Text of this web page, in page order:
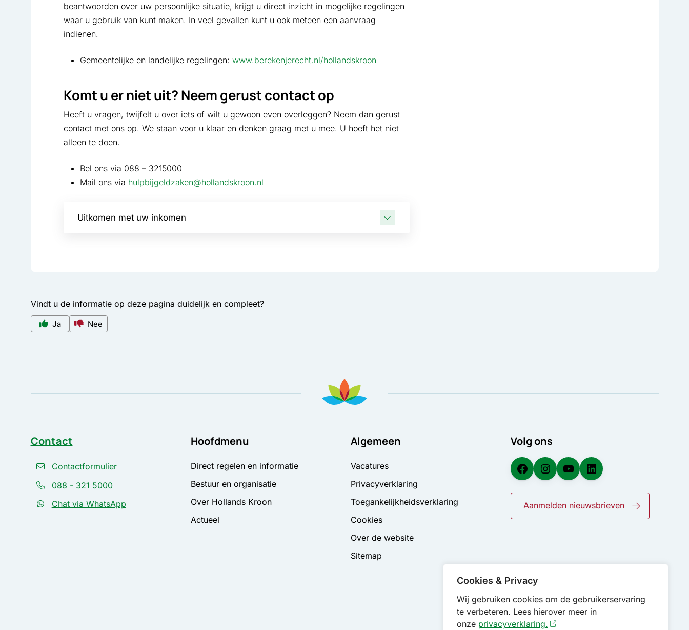
Cookies & Privacy
Wij gebruiken cookies om de gebruikerservaring
te verbeteren. Lees hierover meer in
onze privacyverklaring.
beantwoorden over uw persoonlijke situatie, krijgt u direct inzicht in mogelijke regelingen
waar u gebruik van kunt maken. In veel gevallen kunt u ook meteen een aanvraag
indienen.
Gemeentelijke en landelijke regelingen: www.berekenjerecht.nl/hollandskroon
Komt u er niet uit? Neem gerust contact op
Heeft u vragen, twijfelt u over iets of wilt u gewoon even overleggen? Neem dan gerust
contact met ons op. We staan voor u klaar en denken graag met u mee. U hoeft het niet
alleen te doen.
Bel ons via 088 – 3215000
Mail ons via hulpbijgeldzaken@hollandskroon.nl
Uitkomen met uw inkomen
Vindt u de informatie op deze pagina duidelijk en compleet?
Ja Nee
Contact
Contactformulier
088 - 321 5000
Chat via WhatsApp
Hoofdmenu
Direct regelen en informatie
Bestuur en organisatie
Over Hollands Kroon
Actueel
Algemeen
Vacatures
Privacyverklaring
Toegankelijkheidsverklaring
Cookies
Over de website
Sitemap
Volg ons
Facebook
Instagram
YouTubeLinkedIn
Aanmelden nieuwsbrieven